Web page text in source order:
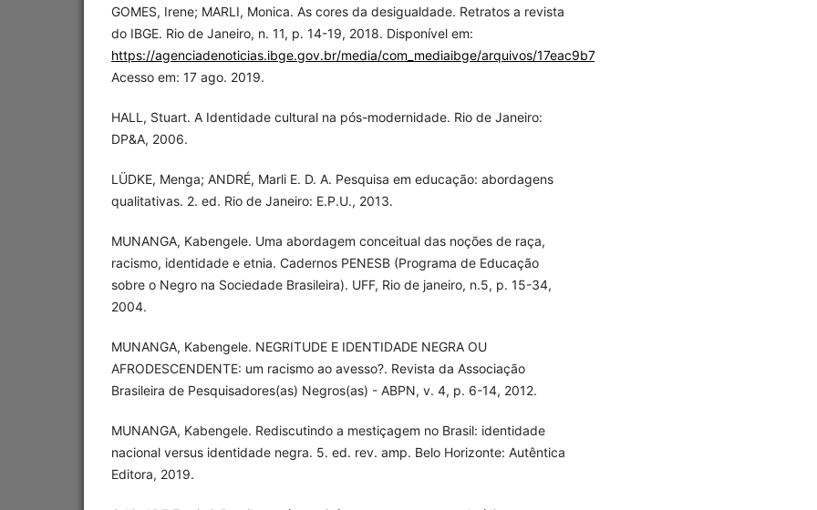
GOMES, Irene; MARLI, Monica. As cores da desigualdade. Retratos a revista
do IBGE. Rio de Janeiro, n. 11, p. 14-19, 2018. Disponível em:
https://agenciadenoticias.ibge.gov.br/media/com_mediaibge/arquivos/17eac9b7a875c68c1b2d1a98c80414c9.pdf
Acesso em: 17 ago. 2019.
HALL, Stuart. A Identidade cultural na pós-modernidade. Rio de Janeiro:
DP&A, 2006.
LÜDKE, Menga; ANDRÉ, Marli E. D. A. Pesquisa em educação: abordagens
qualitativas. 2. ed. Rio de Janeiro: E.P.U., 2013.
MUNANGA, Kabengele. Uma abordagem conceitual das noções de raça,
racismo, identidade e etnia. Cadernos PENESB (Programa de Educação
sobre o Negro na Sociedade Brasileira). UFF, Rio de janeiro, n.5, p. 15-34,
2004.
MUNANGA, Kabengele. NEGRITUDE E IDENTIDADE NEGRA OU
AFRODESCENDENTE: um racismo ao avesso?. Revista da Associação
Brasileira de Pesquisadores(as) Negros(as) - ABPN, v. 4, p. 6-14, 2012.
MUNANGA, Kabengele. Rediscutindo a mestiçagem no Brasil: identidade
nacional versus identidade negra. 5. ed. rev. amp. Belo Horizonte: Autêntica
Editora, 2019.